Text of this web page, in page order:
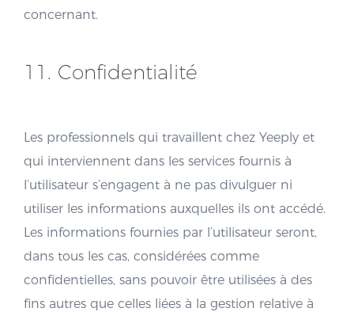
concernant.
11. Confidentialité
Les professionnels qui travaillent chez Yeeply et
qui interviennent dans les services fournis à
l’utilisateur s’engagent à ne pas divulguer ni
utiliser les informations auxquelles ils ont accédé.
Les informations fournies par l’utilisateur seront,
dans tous les cas, considérées comme
confidentielles, sans pouvoir être utilisées à des
fins autres que celles liées à la gestion relative à